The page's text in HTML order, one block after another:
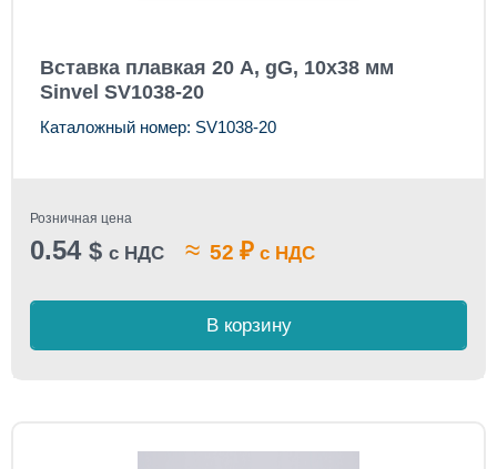
Вставка плавкая 20 А, gG, 10x38 мм
Sinvel SV1038-20
Каталожный номер: SV1038-20
Розничная цена
0.54 $ с НДС ≈ 52 ₽ с НДС
В корзину